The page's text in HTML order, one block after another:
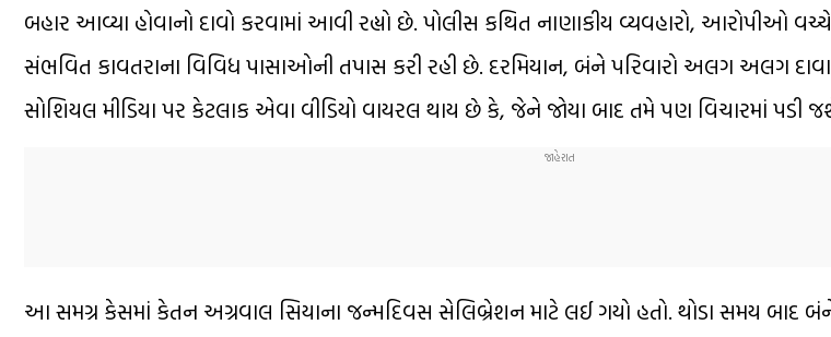
બહાર આવ્યા હોવાનો દાવો કરવામાં આવી રહ્યો છે. પોલીસ કથિત નાણાકીય વ્યવહારો, આરોપીઓ
સંભવિત કાવતરાના વિવિધ પાસાઓની તપાસ કરી રહી છે. દરમિયાન, બંને પરિવારો અલગ અલગ
સોશિયલ મીડિયા પર કેટલાક એવા વીડિયો વાયરલ થાય છે કે, જેને જોયા બાદ તમે પણ વિચારમાં પડી
આ સમગ્ર કેસમાં કેતન અગ્રવાલ સિયાના જન્મદિવસ સેલિબ્રેશન માટે લઈ ગયો હતો. થોડા સમય બાદ